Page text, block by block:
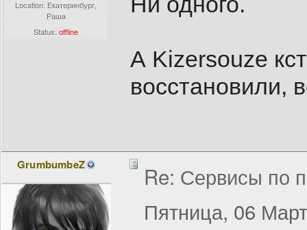
Location: Екатеринбург,
Раша
Status:offline
А Kizersouze
восстановили,
GrumbumbeZ
Re: Сервисы по
Пятница, 06